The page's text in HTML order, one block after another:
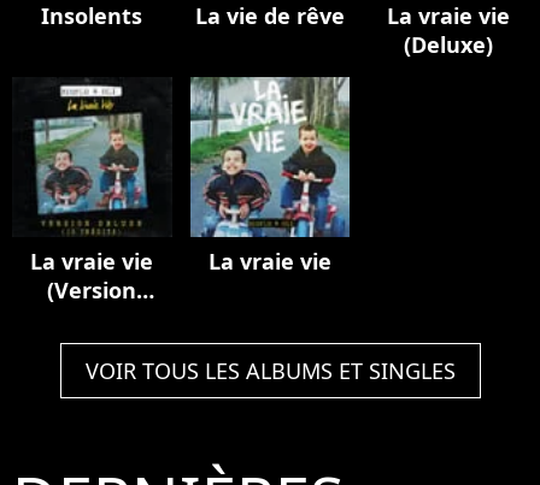
Insolents La vie de rêve
La vraie vie
(Deluxe)
La vraie vie
(Version
inédits)
La vraie vie
VOIR TOUS LES ALBUMS ET SINGLES